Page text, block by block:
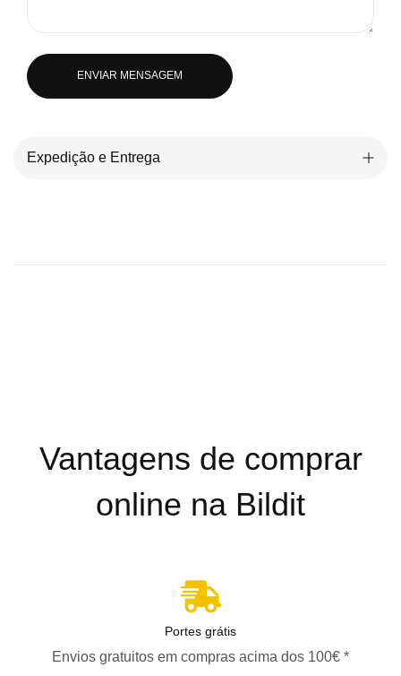
ENVIAR MENSAGEM
Expedição e Entrega
Vantagens de comprar
online na Bildit
Portes grátis
Envios gratuitos em compras acima dos 100€ *